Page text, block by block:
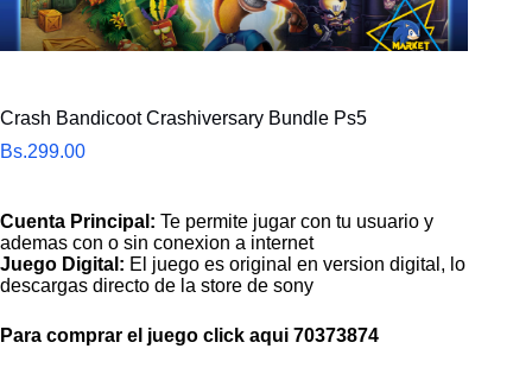
Crash Bandicoot Crashiversary Bundle Ps5
Bs.299.00
Cuenta Principal: Te permite jugar con tu usuario y
ademas con o sin conexion a internet
Juego Digital: El juego es original en version digital, lo
descargas directo de la store de sony
Para comprar el juego click aqui 70373874